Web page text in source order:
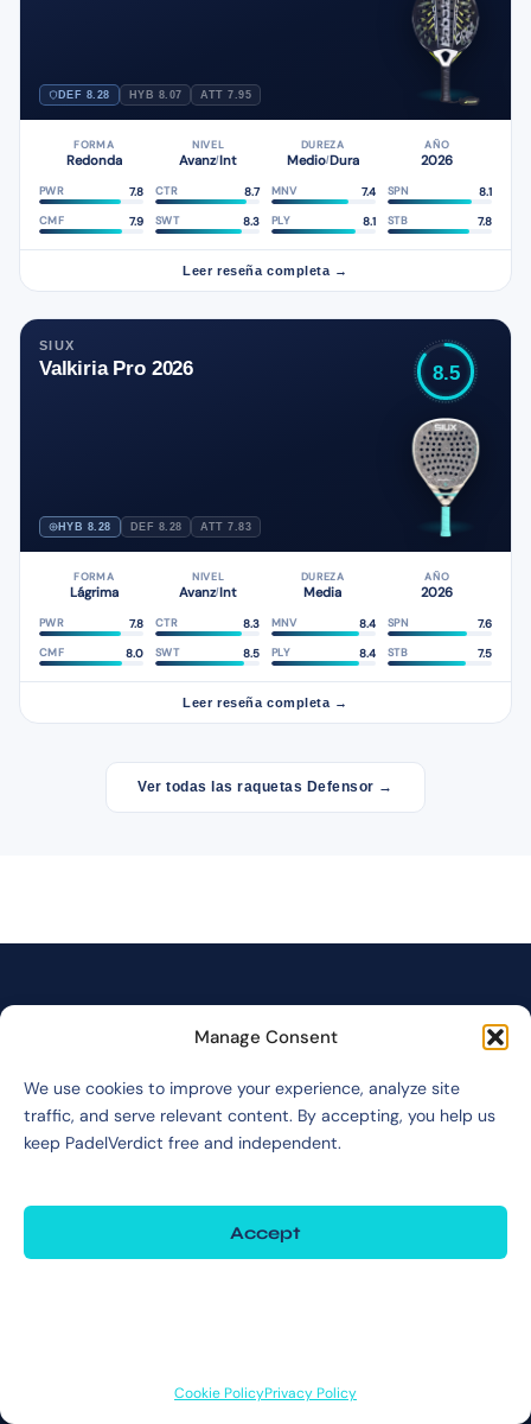
Manage Consent
We use cookies to improve your experience, analyze site
traffic, and serve relevant content. By accepting, you help us
keep PadelVerdict free and independent.
Accept
Cookie PolicyPrivacy Policy
DEF 8.28 HYB 8.07 ATT 7.95
FORMA
Redonda
NIVEL
Avanz/Int
DUREZA
Medio/Dura
AÑO
2026
PWR 7.8 CTR 8.7 MNV 7.4 SPN 8.1
CMF 7.9 SWT 8.3 PLY 8.1 STB 7.8
Leer reseña completa →
SIUX
Valkiria Pro 2026
HYB 8.28 DEF 8.28 ATT 7.83
8.5
FORMA
Lágrima
NIVEL
Avanz/Int
DUREZA
Media
AÑO
2026
PWR 7.8 CTR 8.3 MNV 8.4 SPN 7.6
CMF 8.0 SWT 8.5 PLY 8.4 STB 7.5
Leer reseña completa →
Ver todas las raquetas Defensor →
YOUR RACKET, DECODED.